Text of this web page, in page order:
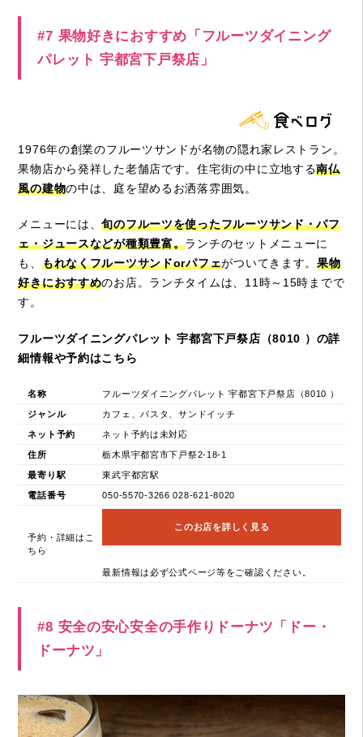
#7 果物好きにおすすめ「フルーツダイニング
パレット 宇都宮下戸祭店」
1976年の創業のフルーツサンドが名物の隠れ家レストラン。
果物店から発祥した老舗店です。住宅街の中に立地する南仏
風の建物の中は、庭を望めるお洒落雰囲気。
メニューには、旬のフルーツを使ったフルーツサンド・パフ
ェ・ジュースなどが種類豊富。ランチのセットメニューに
も、 もれなくフルーツサンドorパフェがついてきます。果物
好きにおすすめのお店。ランチタイムは、11時～15時までで
す。
フルーツダイニングパレット 宇都宮下戸祭店（8010 ）の詳
細情報や予約はこちら
名称 フルーツダイニングパレット 宇都宮下戸祭店（8010 ）
ジャンル カフェ、パスタ、サンドイッチ
ネット予約 ネット予約は未対応
住所 栃木県宇都宮市下戸祭2-18-1
最寄り駅 東武宇都宮駅
電話番号 050-5570-3266 028-621-8020
予約・詳細はこ
ちら
このお店を詳しく見る
最新情報は必ず公式ページ等をご確認ください。
#8 安全の安心安全の手作りドーナツ「ドー・
ドーナツ」